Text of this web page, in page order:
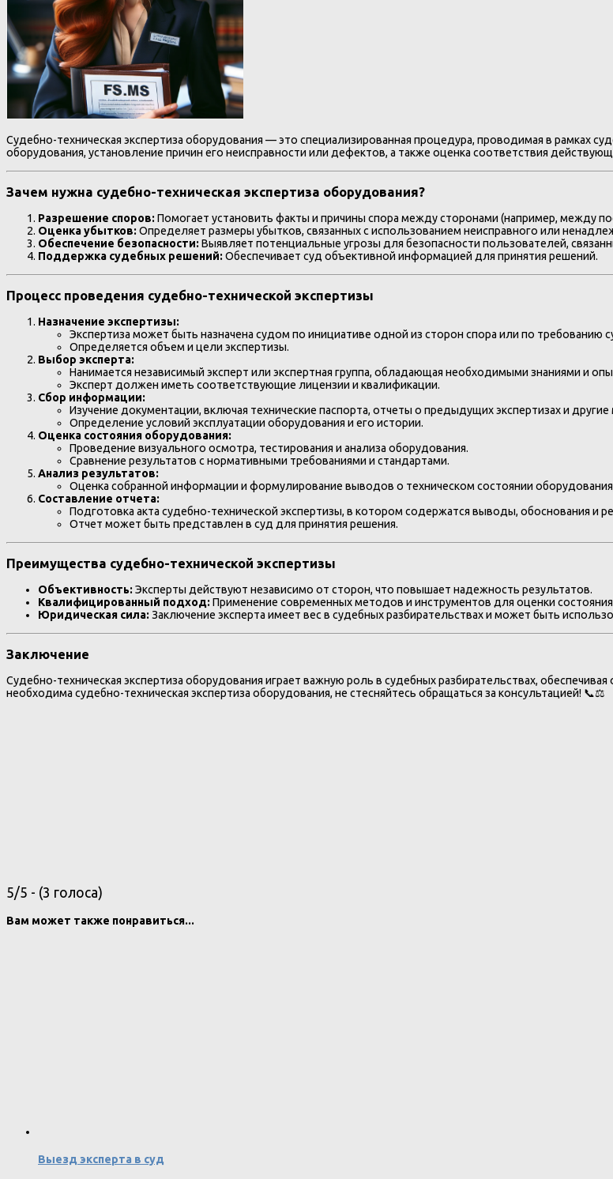
Судебно-техническая экспертиза оборудования — это специализированная процедура, проводимая в рамках
оборудования, установление причин его неисправности или дефектов, а также оценка соответствия
Зачем нужна судебно-техническая экспертиза оборудования?
Разрешение споров:Помогает установить факты и причины спора между сторонами (например, между
Оценка убытков:Определяет размеры убытков, связанных с использованием неисправного или
Обеспечение безопасности:Выявляет потенциальные угрозы для безопасности пользователей,
Поддержка судебных решений:Обеспечивает суд объективной информацией для принятия решений.
Процесс проведения судебно-технической экспертизы
Назначение экспертизы:
Экспертиза может быть назначена судом по инициативе одной из сторон спора или по требованию
Определяется объем и цели экспертизы.
Выбор эксперта:
Нанимается независимый эксперт или экспертная группа, обладающая необходимыми знаниями и
Эксперт должен иметь соответствующие лицензии и квалификации.
Сбор информации:
Изучение документации, включая технические паспорта, отчеты о предыдущих экспертизах и
Определение условий эксплуатации оборудования и его истории.
Оценка состояния оборудования:
Проведение визуального осмотра, тестирования и анализа оборудования.
Сравнение результатов с нормативными требованиями и стандартами.
Анализ результатов:
Оценка собранной информации и формулирование выводов о техническом состоянии
Составление отчета:
Подготовка акта судебно-технической экспертизы, в котором содержатся выводы, обоснования и
Отчет может быть представлен в суд для принятия решения.
Преимущества судебно-технической экспертизы
Объективность:Эксперты действуют независимо от сторон, что повышает надежность результатов.
Квалифицированный подход:Применение современных методов и инструментов для оценки
Юридическая сила:Заключение эксперта имеет вес в судебных разбирательствах и может быть
Заключение
Судебно-техническая экспертиза оборудования играет важную роль в судебных разбирательствах,
необходима судебно-техническая экспертиза оборудования, не стесняйтесь обращаться за консультацией! 📞⚖️
5/5 - (3 голоса)
Вам может также понравиться...
Выезд эксперта в суд